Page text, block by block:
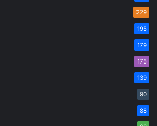
229
195
179
175
139
90
88